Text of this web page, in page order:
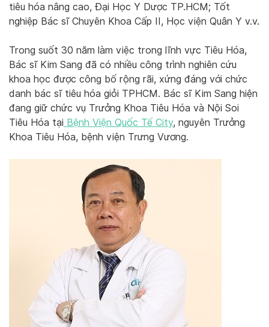
tiêu hóa nâng cao, Đại Học Y Dược TP.HCM; Tốt
nghiệp Bác sĩ Chuyên Khoa Cấp II, Học viện Quân Y v.v.
Trong suốt 30 năm làm việc trong lĩnh vực Tiêu Hóa,
Bác sĩ Kim Sang đã có nhiều công trình nghiên cứu
khoa học được công bố rộng rãi, xứng đáng với chức
danh bác sĩ tiêu hóa giỏi TPHCM. Bác sĩ Kim Sang hiện
đang giữ chức vụ Trưởng Khoa Tiêu Hóa và Nội Soi
Tiêu Hóa tại Bệnh Viện Quốc Tế City, nguyên Trưởng
Khoa Tiêu Hóa, bệnh viện Trưng Vương.